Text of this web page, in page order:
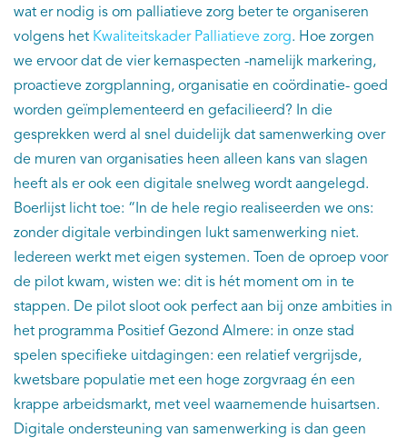
wat er nodig is om palliatieve zorg beter te organiseren
volgens het Kwaliteitskader Palliatieve zorg. Hoe zorgen
we ervoor dat de vier kernaspecten -namelijk markering,
proactieve zorgplanning, organisatie en coördinatie- goed
worden geïmplementeerd en gefacilieerd? In die
gesprekken werd al snel duidelijk dat samenwerking over
de muren van organisaties heen alleen kans van slagen
heeft als er ook een digitale snelweg wordt aangelegd.
Boerlijst licht toe: “In de hele regio realiseerden we ons:
zonder digitale verbindingen lukt samenwerking niet.
Iedereen werkt met eigen systemen. Toen de oproep voor
de pilot kwam, wisten we: dit is hét moment om in te
stappen. De pilot sloot ook perfect aan bij onze ambities in
het programma Positief Gezond Almere: in onze stad
spelen specifieke uitdagingen: een relatief vergrijsde,
kwetsbare populatie met een hoge zorgvraag én een
krappe arbeidsmarkt, met veel waarnemende huisartsen.
Digitale ondersteuning van samenwerking is dan geen